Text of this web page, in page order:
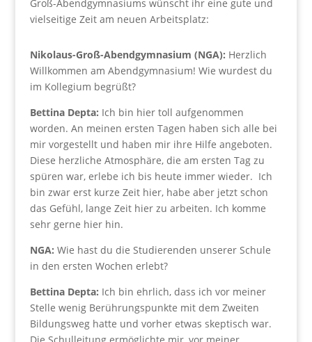
Groß-Abendgymnasiums wünscht ihr eine gute und
vielseitige Zeit am neuen Arbeitsplatz:
Nikolaus-Groß-Abendgymnasium (NGA): Herzlich
Willkommen am Abendgymnasium! Wie wurdest du
im Kollegium begrüßt?
Bettina Depta: Ich bin hier toll aufgenommen
worden. An meinen ersten Tagen haben sich alle bei
mir vorgestellt und haben mir ihre Hilfe angeboten.
Diese herzliche Atmosphäre, die am ersten Tag zu
spüren war, erlebe ich bis heute immer wieder. Ich
bin zwar erst kurze Zeit hier, habe aber jetzt schon
das Gefühl, lange Zeit hier zu arbeiten. Ich komme
sehr gerne hier hin.
NGA: Wie hast du die Studierenden unserer Schule
in den ersten Wochen erlebt?
Bettina Depta: Ich bin ehrlich, dass ich vor meiner
Stelle wenig Berührungspunkte mit dem Zweiten
Bildungsweg hatte und vorher etwas skeptisch war.